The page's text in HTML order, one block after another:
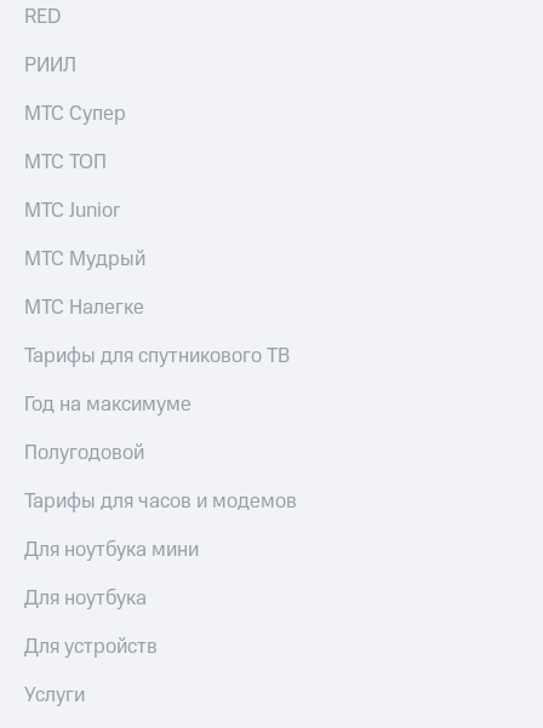
по QR-
за границей
магазин
и
Умные
часы
трекеры
Умный
дом
Планшеты
Акции
RED
РИИЛ
МТС Супер
МТС ТОП
МТС Junior
МТС Мудрый
МТС Налегке
Тарифы для спутникового ТВ
Год на максимуме
Полугодовой
Тарифы для часов и модемов
Для ноутбука мини
Для ноутбука
Для устройств
Услуги